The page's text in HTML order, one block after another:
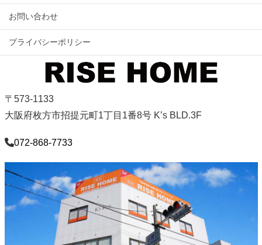
お問い合わせ
プライバシーポリシー
〒573-1133
大阪府枚方市招提元町1丁目1番8号 K’s BLD.3F
072-868-7733